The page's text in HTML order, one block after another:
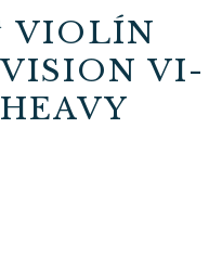
VIOLÍN
VI-